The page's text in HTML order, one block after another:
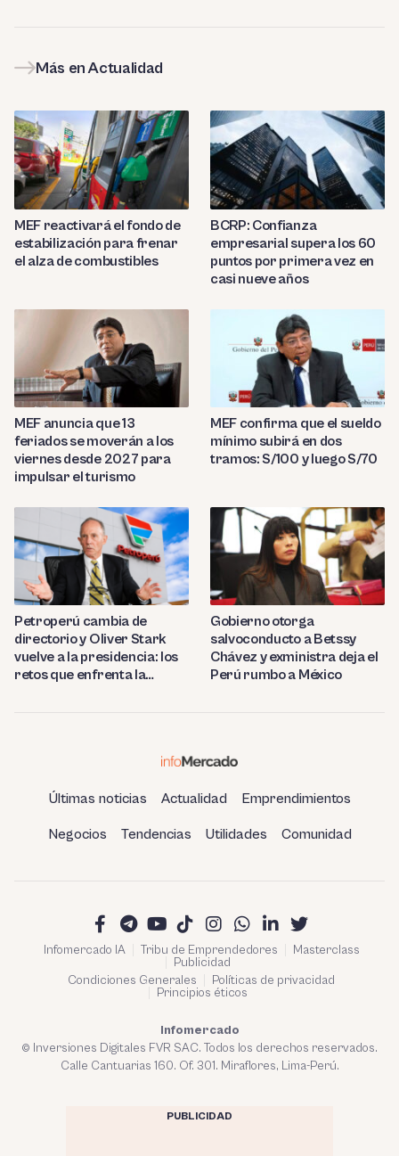
Más en Actualidad
MEF reactivará el fondo de
estabilización para frenar
el alza de combustibles
BCRP: Confianza
empresarial supera los 60
puntos por primera vez en
casi nueve años
MEF anuncia que 13
feriados se moverán a los
viernes desde 2027 para
impulsar el turismo
MEF confirma que el sueldo
mínimo subirá en dos
tramos: S/100 y luego S/70
Petroperú cambia de
directorio y Oliver Stark
vuelve a la presidencia: los
retos que enfrenta la
Gobierno otorga
salvoconducto a Betssy
Chávez y exministra deja el
Perú rumbo a México
Últimas noticias Actualidad Emprendimientos
Negocios Tendencias Utilidades Comunidad
Infomercado IA Tribu de Emprendedores
Masterclass
Publicidad
Condiciones Generales
Políticas de privacidad
Principios éticos
Infomercado
© Inversiones Digitales FVR SAC. Todos los derechos reservados.
Calle Cantuarias 160. Of. 301. Miraflores, Lima-Perú.
PUBLICIDAD